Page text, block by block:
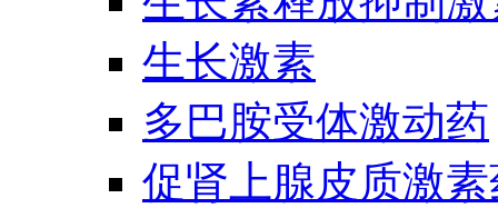
生长激素
多巴胺受体激动药
促肾上腺皮质激